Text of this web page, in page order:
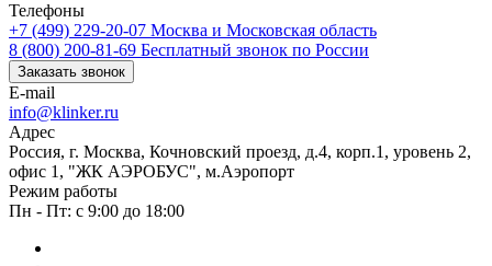
Телефоны
+7 (499) 229-20-07 Москва и Московская область
8 (800) 200-81-69 Бесплатный звонок по России
Заказать звонок
E-mail
info@klinker.ru
Адрес
Россия, г. Москва, Кочновский проезд, д.4, корп.1, уровень 2,
офис 1, "ЖК АЭРОБУС", м.Аэропорт
Режим работы
Пн - Пт: с 9:00 до 18:00